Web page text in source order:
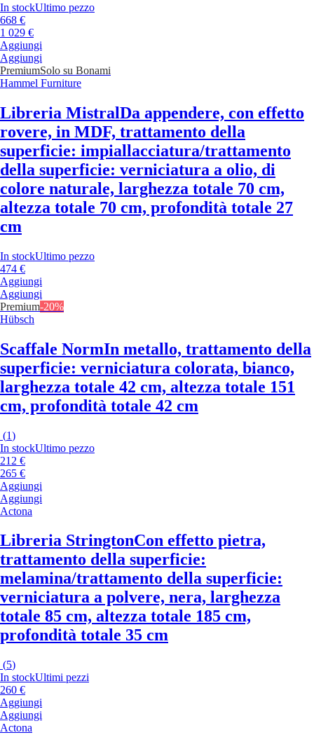
In stockUltimo pezzo
668 €
1 029 €
Aggiungi
Aggiungi
PremiumSolo su Bonami
Hammel Furniture
Libreria MistralDa appendere, con effetto
rovere, in MDF, trattamento della
superficie: impiallacciatura/trattamento
della superficie: verniciatura a olio, di
colore naturale, larghezza totale 70 cm,
altezza totale 70 cm, profondità totale 27
cm
In stockUltimo pezzo
474 €
Aggiungi
Aggiungi
Premium-20%
Hübsch
Scaffale NormIn metallo, trattamento della
superficie: verniciatura colorata, bianco,
larghezza totale 42 cm, altezza totale 151
cm, profondità totale 42 cm
(1)
In stockUltimo pezzo
212 €
265 €
Aggiungi
Aggiungi
Actona
Libreria StringtonCon effetto pietra,
trattamento della superficie:
melamina/trattamento della superficie:
verniciatura a polvere, nera, larghezza
totale 85 cm, altezza totale 185 cm,
profondità totale 35 cm
(5)
In stockUltimi pezzi
260 €
Aggiungi
Aggiungi
Actona